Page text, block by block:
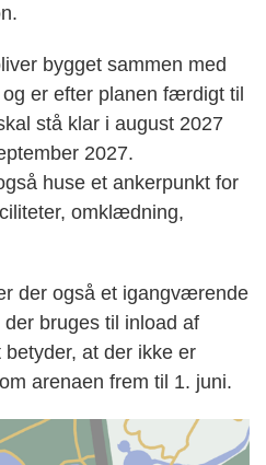
bygget sammen med
er efter planen færdigt til
stå klar i august 2027
2027.
huse et ankerpunkt for
omklædning,
der også et igangværende
bruges til inload af
at der ikke er
arenaen frem til 1. juni.